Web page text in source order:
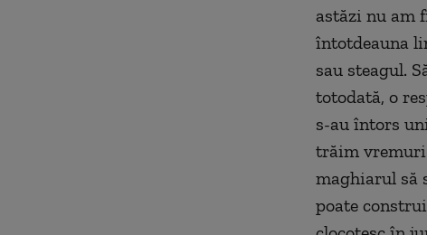
astăzi nu am
întotdeauna
sau steagul.
totodată, o
s-au întors
trăim vremuri
maghiarul să
poate